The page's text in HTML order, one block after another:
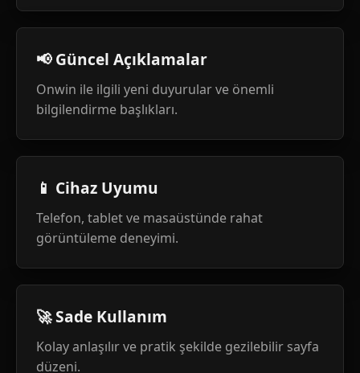
📢 Güncel Açıklamalar
Onwin ile ilgili yeni duyurular ve önemli
bilgilendirme başlıkları.
📱 Cihaz Uyumu
Telefon, tablet ve masaüstünde rahat
görüntüleme deneyimi.
🚀 Sade Kullanım
Kolay anlaşılır ve pratik şekilde gezilebilir sayfa
düzeni.